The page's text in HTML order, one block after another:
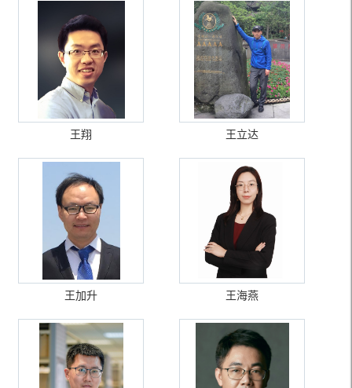
王翔 王立达
王加升 王海燕